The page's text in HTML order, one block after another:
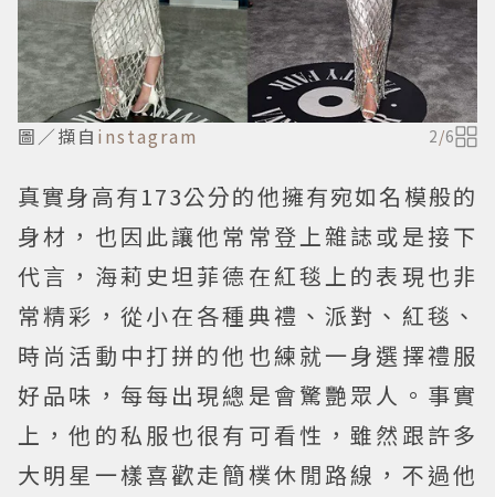
圖／擷自 instagram 2/6
真實身高有173公分的他擁有宛如名模般的
身材，也因此讓他常常登上雜誌或是接下
代言，海莉史坦菲德在紅毯上的表現也非
常精彩，從小在各種典禮、派對、紅毯、
時尚活動中打拼的他也練就一身選擇禮服
好品味，每每出現總是會驚艷眾人。事實
上，他的私服也很有可看性，雖然跟許多
大明星一樣喜歡走簡樸休閒路線，不過他